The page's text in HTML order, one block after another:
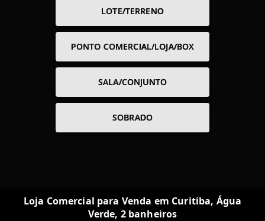
LOTE/TERRENO
PONTO COMERCIAL/LOJA/BOX
SALA/CONJUNTO
SOBRADO
Loja Comercial para Venda em Curitiba, Água
Verde, 2 banheiros